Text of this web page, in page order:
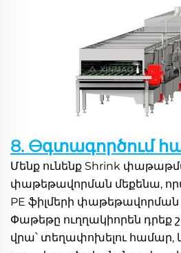
8. Өգտագործում
Մենք ունենք Shrink
PE ֆիլմերի փաթեթավորման
Փաթեթը ուղղակիորեն
վրա՝ տեղափոխելու համար,